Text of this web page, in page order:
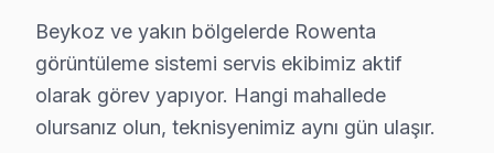
Rüzgarlıbahçe’deki bir ziyaretimde, bir kullanıcının
Soğuksu'da Rowenta TV Servisi
Soğuksu’daki bir kullanıcı, Rowenta ekran’sinin
Beykoz ve yakın bölgelerde Rowenta
görüntüleme sistemi servis ekibimiz aktif
olarak görev yapıyor. Hangi mahallede
olursanız olun, teknisyenimiz aynı gün ulaşır.